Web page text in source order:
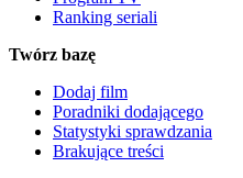
Ranking seriali
Twórz bazę
Dodaj film
Poradniki dodającego
Statystyki sprawdzania
Brakujące treści